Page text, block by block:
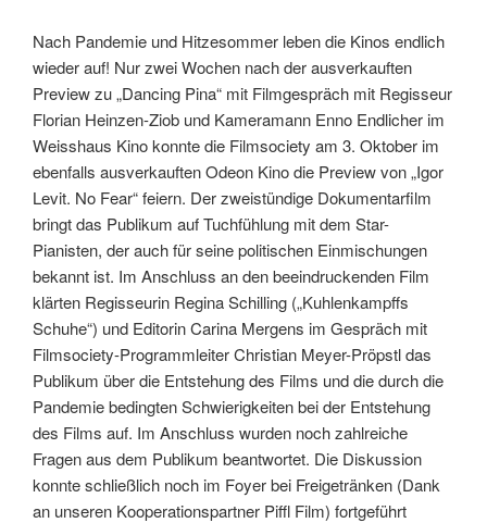
Nach Pandemie und Hitzesommer leben die Kinos endlich
wieder auf! Nur zwei Wochen nach der ausverkauften
Preview zu „Dancing Pina“ mit Filmgespräch mit Regisseur
Florian Heinzen-Ziob und Kameramann Enno Endlicher im
Weisshaus Kino konnte die Filmsociety am 3. Oktober im
ebenfalls ausverkauften Odeon Kino die Preview von „Igor
Levit. No Fear“ feiern. Der zweistündige Dokumentarfilm
bringt das Publikum auf Tuchfühlung mit dem Star-
Pianisten, der auch für seine politischen Einmischungen
bekannt ist. Im Anschluss an den beeindruckenden Film
klärten Regisseurin Regina Schilling („Kuhlenkampffs
Schuhe“) und Editorin Carina Mergens im Gespräch mit
Filmsociety-Programmleiter Christian Meyer-Pröpstl das
Publikum über die Entstehung des Films und die durch die
Pandemie bedingten Schwierigkeiten bei der Entstehung
des Films auf. Im Anschluss wurden noch zahlreiche
Fragen aus dem Publikum beantwortet. Die Diskussion
konnte schließlich noch im Foyer bei Freigetränken (Dank
an unseren Kooperationspartner Piffl Film) fortgeführt